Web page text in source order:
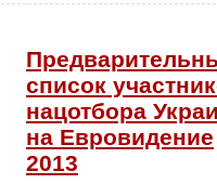
список
нацотбора
на Евровидение
2013